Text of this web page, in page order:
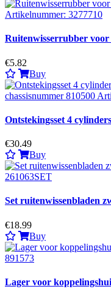
Ruitenwisserrubber voor
€5.82
Buy
Ontstekingsset 4 cylinders
€30.49
Buy
Set ruitenwissenbladen
€18.99
Buy
Lager voor